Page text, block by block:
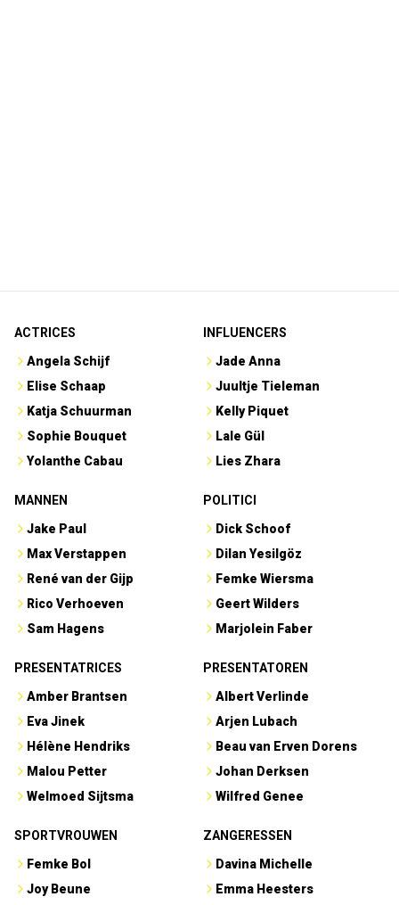
ACTRICES
Angela Schijf
Elise Schaap
Katja Schuurman
Sophie Bouquet
Yolanthe Cabau
INFLUENCERS
Jade Anna
Juultje Tieleman
Kelly Piquet
Lale Gül
Lies Zhara
MANNEN
Jake Paul
Max Verstappen
René van der Gijp
Rico Verhoeven
Sam Hagens
POLITICI
Dick Schoof
Dilan Yesilgöz
Femke Wiersma
Geert Wilders
Marjolein Faber
PRESENTATRICES
Amber Brantsen
Eva Jinek
Hélène Hendriks
Malou Petter
Welmoed Sijtsma
PRESENTATOREN
Albert Verlinde
Arjen Lubach
Beau van Erven Dorens
Johan Derksen
Wilfred Genee
SPORTVROUWEN
Femke Bol
Joy Beune
ZANGERESSEN
Davina Michelle
Emma Heesters